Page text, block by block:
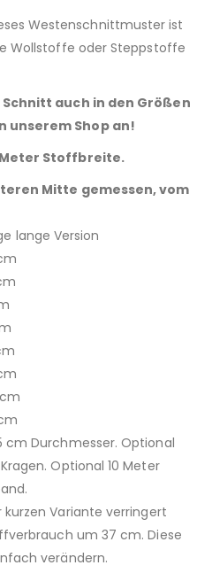
Westenschnittmuster ist
Wollstoffe oder Steppstoffe
auch in den Größen
unserem Shop an!
Stoffbreite.
Mitte gemessen, vom
Version
cm Durchmesser. Optional
Optional 10 Meter
kurzen Variante verringert
um 37 cm. Diese
verändern.